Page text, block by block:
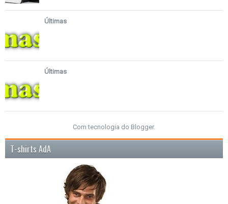
Últimas
Últimas
Com tecnologia do Blogger.
T-shirts AdA